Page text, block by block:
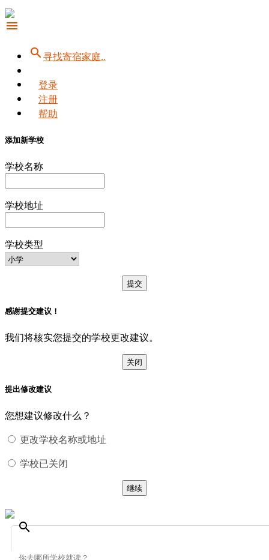
menu
search寻找寄宿家庭..
登录
注册
帮助
添加新学校
学校名称
学校地址
学校类型
提交
感谢提交建议！
我们将核实您提交的学校更改建议。
关闭
提出修改建议
您想建议修改什么？
更改学校名称或地址
学校已关闭
继续
search